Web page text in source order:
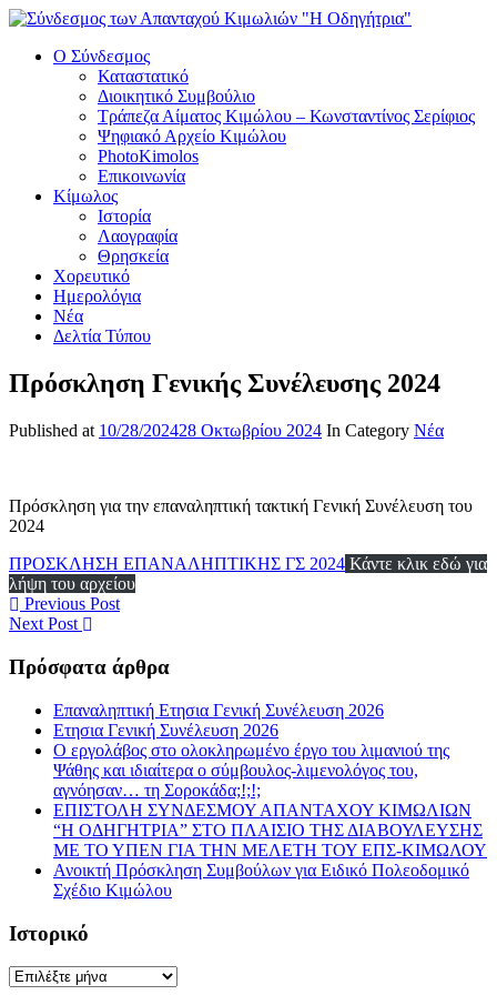
Ο Σύνδεσμος
Καταστατικό
Διοικητικό Συμβούλιο
Τράπεζα Αίματος Κιμώλου – Κωνσταντίνος Σερίφιος
Ψηφιακό Αρχείο Κιμώλου
PhotoKimolos
Επικοινωνία
Κίμωλος
Ιστορία
Λαογραφία
Θρησκεία
Χορευτικό
Ημερολόγια
Νέα
Δελτία Τύπου
Πρόσκληση Γενικής Συνέλευσης 2024
Published at 10/28/202428 Οκτωβρίου 2024 In Category Νέα
Πρόσκληση για την επαναληπτική τακτική Γενική Συνέλευση του
2024
ΠΡΟΣΚΛΗΣΗ ΕΠΑΝΑΛΗΠΤΙΚΗΣ ΓΣ 2024 Κάντε κλικ εδώ για
λήψη του αρχείου
Previous Post
Next Post
Πρόσφατα άρθρα
Επαναληπτική Ετησια Γενική Συνέλευση 2026
Ετησια Γενική Συνέλευση 2026
Ο εργολάβος στο ολοκληρωμένο έργο του λιμανιού της
Ψάθης και ιδιαίτερα ο σύμβουλος-λιμενολόγος του,
αγνόησαν… τη Σοροκάδα;!;!;
ΕΠΙΣΤΟΛΗ ΣΥΝΔΕΣΜΟΥ ΑΠΑΝΤΑΧΟΥ ΚΙΜΩΛΙΩΝ
“Η ΟΔΗΓΗΤΡΙΑ” ΣΤΟ ΠΛΑΙΣΙΟ ΤΗΣ ΔΙΑΒΟΥΛΕΥΣΗΣ
ΜΕ ΤΟ ΥΠΕΝ ΓΙΑ ΤΗΝ ΜΕΛΕΤΗ ΤΟΥ ΕΠΣ-ΚΙΜΩΛΟΥ
Ανοικτή Πρόσκληση Συμβούλων για Ειδικό Πολεοδομικό
Σχέδιο Κιμώλου
Ιστορικό
Ιστορικό